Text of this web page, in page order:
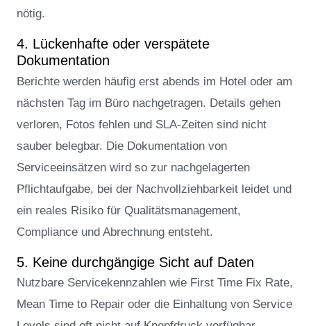
nötig.
4. Lückenhafte oder verspätete
Dokumentation
Berichte werden häufig erst abends im Hotel oder am
nächsten Tag im Büro nachgetragen. Details gehen
verloren, Fotos fehlen und SLA-Zeiten sind nicht
sauber belegbar. Die Dokumentation von
Serviceeinsätzen wird so zur nachgelagerten
Pflichtaufgabe, bei der Nachvollziehbarkeit leidet und
ein reales Risiko für Qualitätsmanagement,
Compliance und Abrechnung entsteht.
5. Keine durchgängige Sicht auf Daten
Nutzbare Servicekennzahlen wie First Time Fix Rate,
Mean Time to Repair oder die Einhaltung von Service